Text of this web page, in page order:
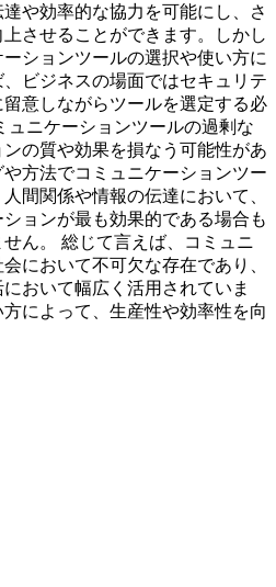
や効率的な協力を可能にし、さ
させることができます。しかし
ションツールの選択や使い方に
ビジネスの場面ではセキュリテ
意しながらツールを選定する必
ュニケーションツールの過剰な
の質や効果を損なう可能性があ
方法でコミュニケーションツー
間関係や情報の伝達において、
ョンが最も効果的である場合も
ん。 総じて言えば、コミュニ
において不可欠な存在であり、
おいて幅広く活用されていま
によって、生産性や効率性を向